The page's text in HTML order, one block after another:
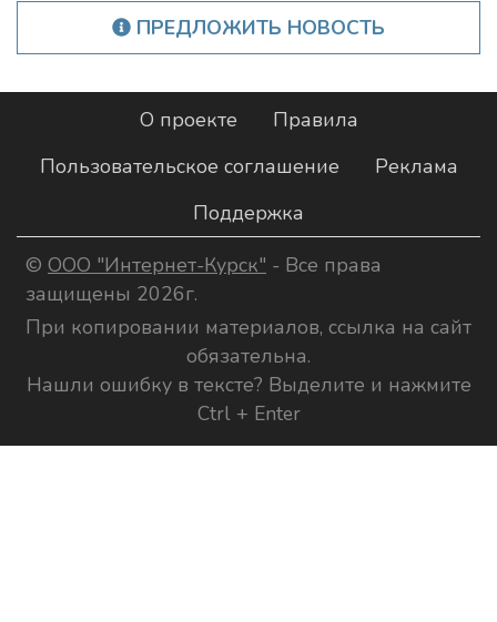
ПРЕДЛОЖИТЬ НОВОСТЬ
О проекте
Правила
Пользовательское соглашение
Реклама
Поддержка
© ООО "Интернет-Курск" - Все права
защищены 2026г.
При копировании материалов, ссылка на сайт
обязательна.
Нашли ошибку в тексте? Выделите и нажмите
Ctrl + Enter